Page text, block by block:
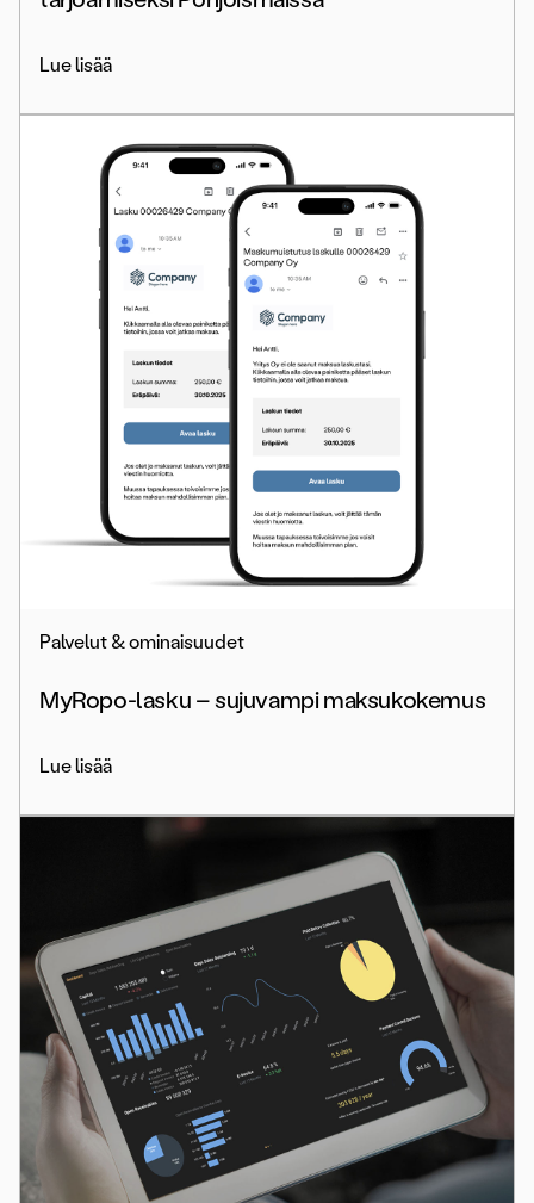
Lue lisää
Palvelut & ominaisuudet
MyRopo-lasku – sujuvampi maksukokemus
Lue lisää